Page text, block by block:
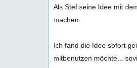
Als Stef seine Idee mit
machen.
Ich fand die Idee sofort
mitbenutzen möchte...